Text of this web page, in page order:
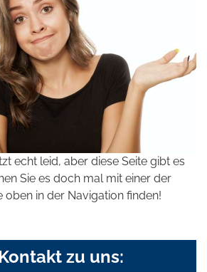
echt leid, aber diese Seite gibt es
Sie es doch mal mit einer der
oben in der Navigation finden!
zu uns: